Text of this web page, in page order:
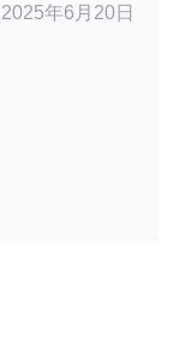
2025年6月20日